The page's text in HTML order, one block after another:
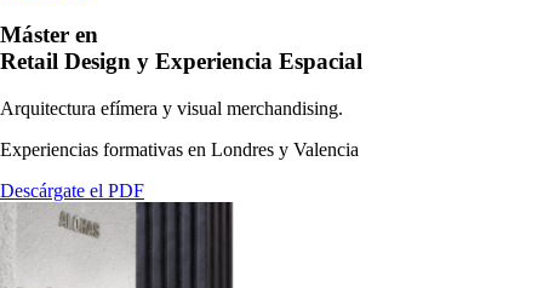
Máster en
Retail Design y Experiencia Espacial
Arquitectura efímera y visual merchandising.
Experiencias formativas en Londres y Valencia
Descárgate el PDF